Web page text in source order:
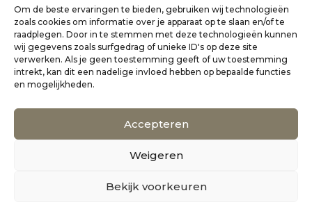
Om de beste ervaringen te bieden, gebruiken wij technologieën
zoals cookies om informatie over je apparaat op te slaan en/of te
raadplegen. Door in te stemmen met deze technologieën kunnen
wij gegevens zoals surfgedrag of unieke ID's op deze site
verwerken. Als je geen toestemming geeft of uw toestemming
intrekt, kan dit een nadelige invloed hebben op bepaalde functies
en mogelijkheden.
Accepteren
Weigeren
Bekijk voorkeuren
Website realisatie doorZakelijk Bereikbaar
Alle rechten voorbehouden